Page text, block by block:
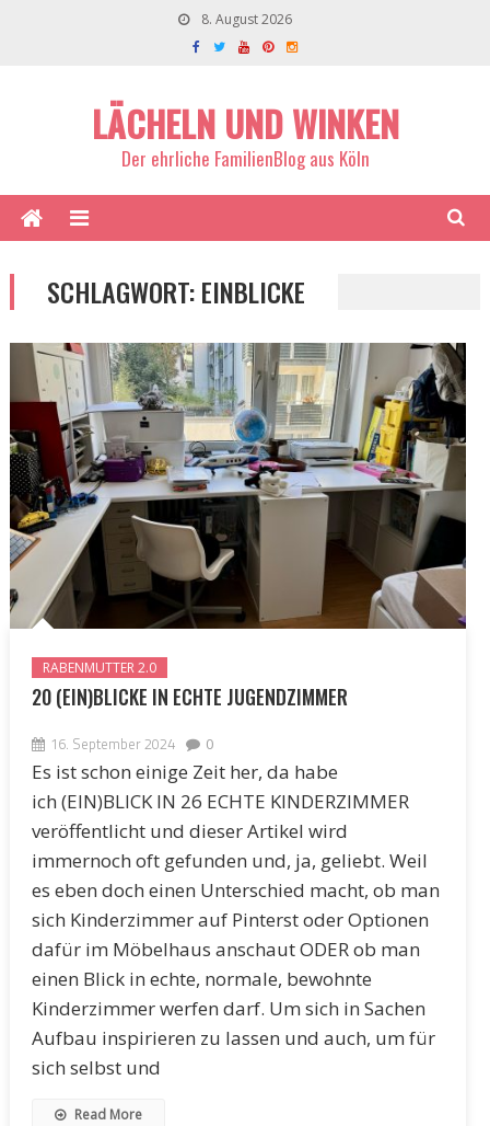
8. August 2026
LÄCHELN UND WINKEN
Der ehrliche FamilienBlog aus Köln
SCHLAGWORT:EINBLICKE
RABENMUTTER 2.0
20 (EIN)BLICKE IN ECHTE JUGENDZIMMER
16. September 2024 0
Es ist schon einige Zeit her, da habe
ich (EIN)BLICK IN 26 ECHTE KINDERZIMMER
veröffentlicht und dieser Artikel wird
immernoch oft gefunden und, ja, geliebt. Weil
es eben doch einen Unterschied macht, ob man
sich Kinderzimmer auf Pinterst oder Optionen
dafür im Möbelhaus anschaut ODER ob man
einen Blick in echte, normale, bewohnte
Kinderzimmer werfen darf. Um sich in Sachen
Aufbau inspirieren zu lassen und auch, um für
sich selbst und
Read More